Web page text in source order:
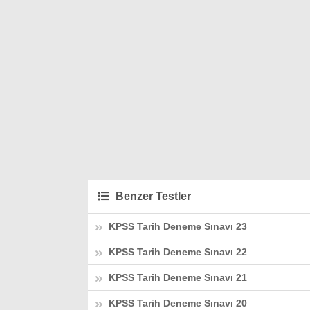
Benzer Testler
KPSS Tarih Deneme Sınavı 23
KPSS Tarih Deneme Sınavı 22
KPSS Tarih Deneme Sınavı 21
KPSS Tarih Deneme Sınavı 20